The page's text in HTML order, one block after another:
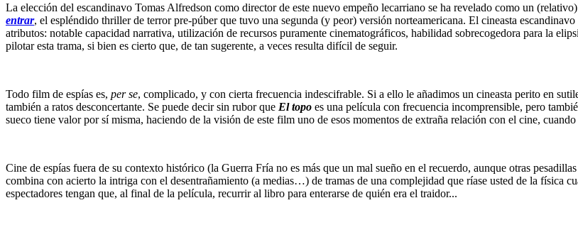
La elección del escandinavo Tomas Alfredson como director de este nuevo empeño lecarriano se ha revelado como un
entrar, el espléndido thriller de terror pre-púber que tuvo una segunda (y peor) versión norteamericana. El cineasta
atributos: notable capacidad narrativa, utilización de recursos puramente cinematográficos, habilidad sobrecogedora para la
pilotar esta trama, si bien es cierto que, de tan sugerente, a veces resulta difícil de seguir.
Todo film de espías es, per se, complicado, y con cierta frecuencia indescifrable. Si a ello le añadimos un cineasta perito en
también a ratos desconcertante. Se puede decir sin rubor que El topo es una película con frecuencia incomprensible, pero
sueco tiene valor por sí misma, haciendo de la visión de este film uno de esos momentos de extraña relación con el cine,
Cine de espías fuera de su contexto histórico (la Guerra Fría no es más que un mal sueño en el recuerdo, aunque otras
combina con acierto la intriga con el desentrañamiento (a medias…) de tramas de una complejidad que ríase usted de la física
espectadores tengan que, al final de la película, recurrir al libro para enterarse de quién era el traidor...